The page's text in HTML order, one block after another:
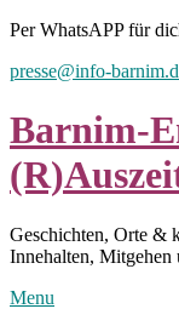
Skip
content
Per WhatsAPP für
presse@info-
Barnim-
Geschichten, Orte &
Innehalten, Mitgehen
Menu